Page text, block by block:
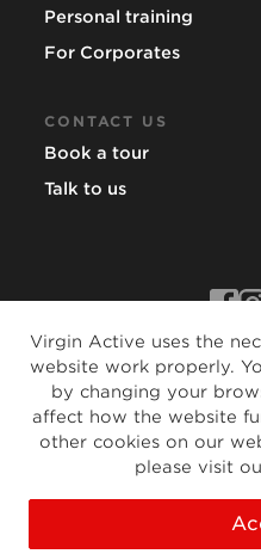
Virgin Active uses the
website work properly.
by changing your
affect how the website
other cookies on our
please visit
Personal training
For Corporates
CONTACT US
Book a tour
Talk to us
Other territories:
© Copyright 2022